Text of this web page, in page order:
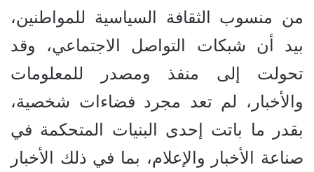
من منسوب الثقافة السياسية للمواطنين،
بيد أن شبكات التواصل الاجتماعي، وقد
تحولت إلى منفذ ومصدر للمعلومات
والأخبار، لم تعد مجرد فضاءات شخصية،
بقدر ما باتت إحدى البنيات المتحكمة في
صناعة الأخبار والإعلام، بما في ذلك الأخبار